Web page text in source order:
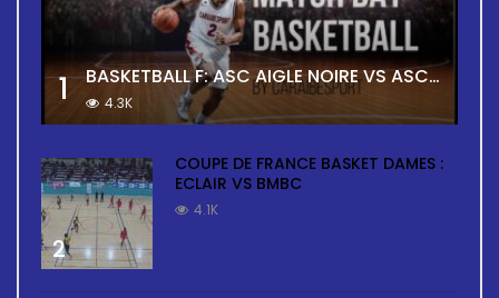
1 BASKETBALL F: ASC AIGLE NOIRE VS ASC TOUR
4.3K
2
COUPE DE FRANCE BASKET DAMES :
ECLAIR VS BMBC
4.1K